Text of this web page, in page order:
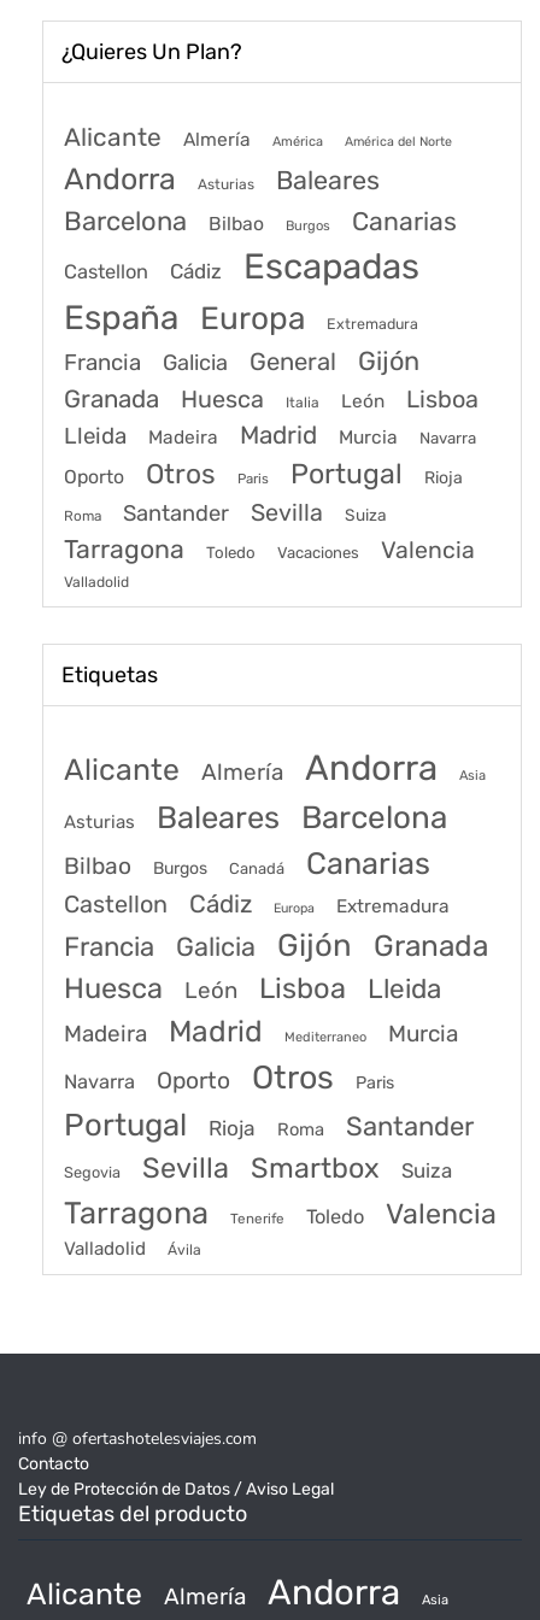
¿Quieres Un Plan?
Alicante Almería América América del Norte
Andorra Asturias Baleares
Barcelona Bilbao Burgos Canarias
Castellon Cádiz Escapadas
España Europa Extremadura
Francia Galicia General Gijón
Granada Huesca Italia León Lisboa
Lleida Madeira Madrid Murcia Navarra
Oporto Otros Paris Portugal Rioja
Roma Santander Sevilla Suiza
Tarragona Toledo Vacaciones Valencia
Valladolid
Etiquetas
Alicante Almería Andorra Asia
Asturias Baleares Barcelona
Bilbao Burgos Canadá Canarias
Castellon Cádiz Europa Extremadura
Francia Galicia Gijón Granada
Huesca León Lisboa Lleida
Madeira Madrid Mediterraneo Murcia
Navarra Oporto Otros Paris
Portugal Rioja Roma Santander
Segovia Sevilla Smartbox Suiza
Tarragona Tenerife Toledo Valencia
Valladolid Ávila
info @ ofertashotelesviajes.com
Contacto
Ley de Protección de Datos / Aviso Legal
Etiquetas del producto
Alicante Almería Andorra Asia